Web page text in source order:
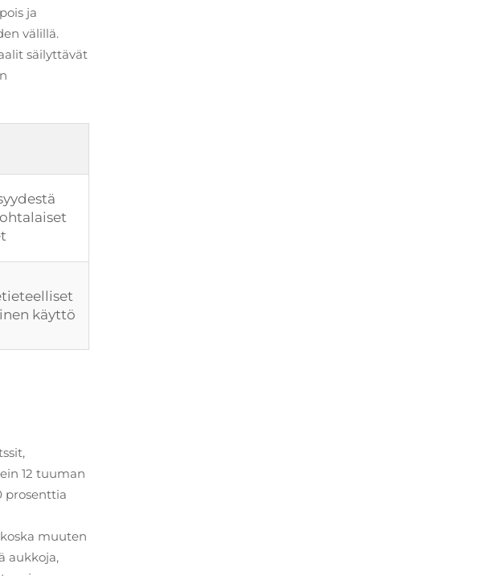
ja
välillä.
säilyttävät
käyttö
12 tuuman
prosenttia
muuten
aukkoja,